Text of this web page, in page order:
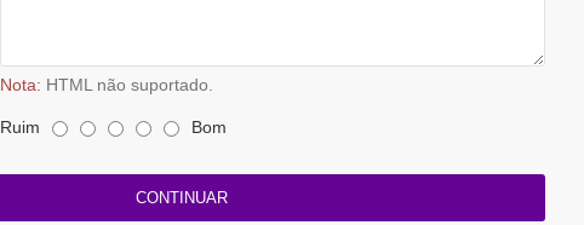
Nota: HTML não suportado.
Ruim Bom
CONTINUAR